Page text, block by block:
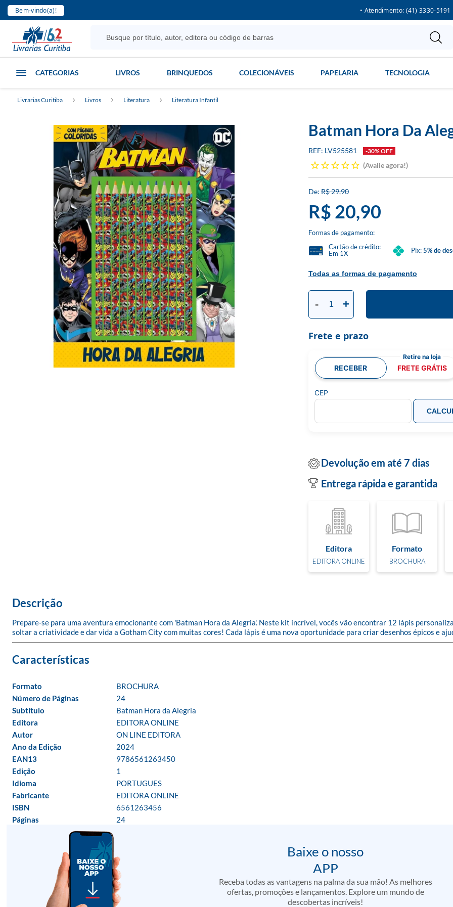
Bem-vindo(a)! • Atendimento: (41) 3330-5191
CATEGORIAS LIVROS BRINQUEDOS COLECIONÁVEIS PAPELARIA TECNOLOGIA
Livrarias Curitiba Livros Literatura Literatura Infantil
Batman Hora Da
LV525581 -30% OFF
Avalie agora!
R$ 29,90
R$ 20,90
Formas de pagamento:
Todas as formas de pagamento
Cartão de crédito:
Em 1X
Pix:5% de
- +
Frete e prazo
RECEBER FRETE GRÁTIS
CEP
Devolução em até 7 dias
Entrega rápida e garantida
Editora
EDITORA ONLINE
Formato
BROCHURA
Descrição
Prepare-se para uma aventura emocionante com 'Batman Hora da Alegria'. Neste kit incrível, vocês vão encontrar 12 lápis
soltar a criatividade e dar vida a Gotham City com muitas cores! Cada lápis é uma nova oportunidade para criar desenhos épicos e
Formato
BROCHURA
Número de Páginas
24
Subtítulo
Batman Hora da Alegria
Editora
EDITORA ONLINE
Autor
ON LINE EDITORA
Ano da Edição
2024
EAN13
9786561263450
Edição
1
Idioma
PORTUGUES
Fabricante
EDITORA ONLINE
ISBN
6561263456
Páginas
24
Baixe o nosso
APP
Receba todas as vantagens na palma da sua mão! As melhores
ofertas, promoções e lançamentos. Explore um mundo de
descobertas incríveis!